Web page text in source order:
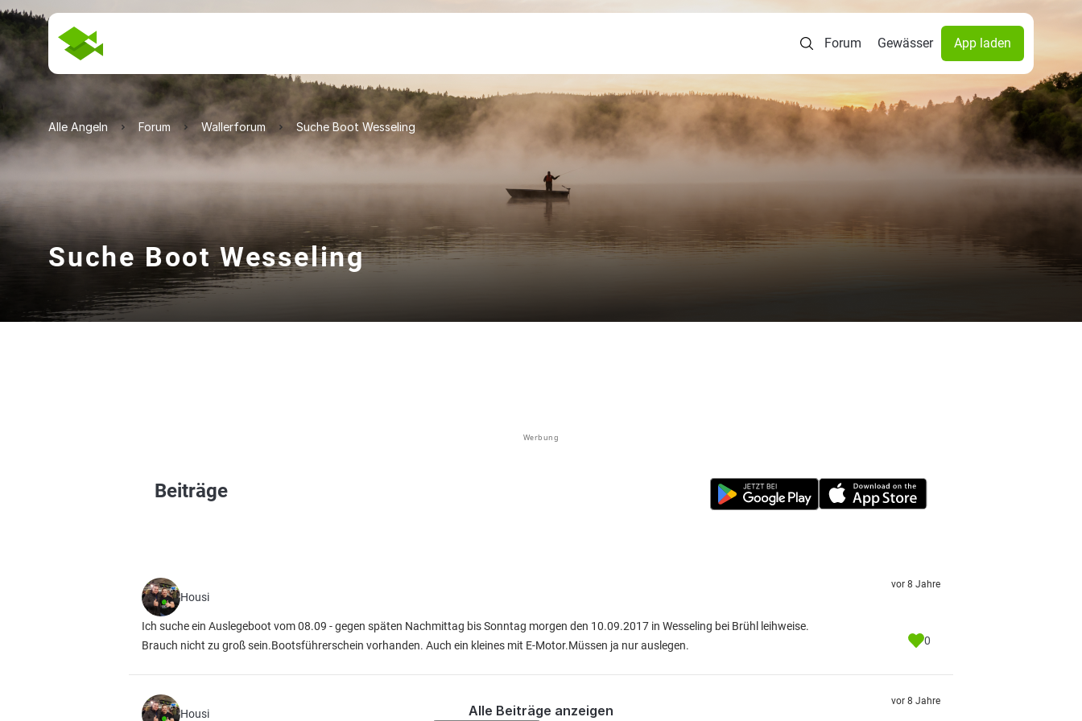
Forum Gewässer App laden
Alle Angeln Forum Wallerforum Suche Boot Wesseling
Suche Boot Wesseling
Werbung
Beiträge
Housi
Ich suche ein Auslegeboot vom 08.09 - gegen späten Nachmittag bis Sonntag morgen den 10.09.2017 in Wesseling bei Brühl leihweise.
Brauch nicht zu groß sein.Bootsführerschein vorhanden. Auch ein kleines mit E-Motor.Müssen ja nur auslegen.
vor 8 Jahre
0
Housi
vor 8 Jahre
Alle Beiträge anzeigen